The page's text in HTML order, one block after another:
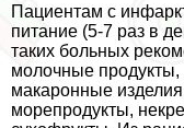
Пациентам с
питание (5-7 раз в
таких больных
молочные
макаронные
морепродукты,